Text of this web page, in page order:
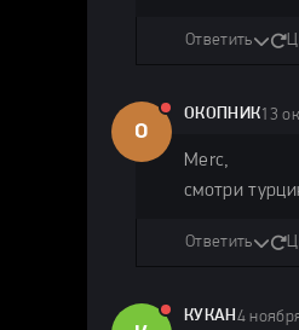
Ответить
О
ОКОПНИК13
Merc,
смотри
Ответить
КУКАН4